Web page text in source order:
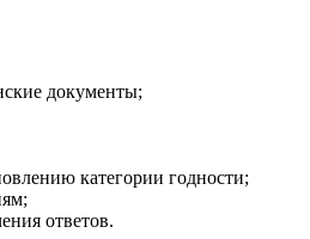
документы;
категории годности;
ответов.